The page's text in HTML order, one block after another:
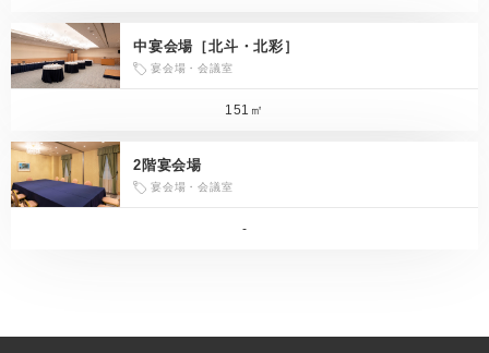
中宴会場［北斗・北彩］
宴会場・会議室
151㎡
2階宴会場
宴会場・会議室
-